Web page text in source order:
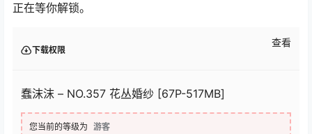
正在等你解锁。
下载权限
查看
蠢沫沫 – NO.357 花丛婚纱 [67P-517MB]
您当前的等级为 游客